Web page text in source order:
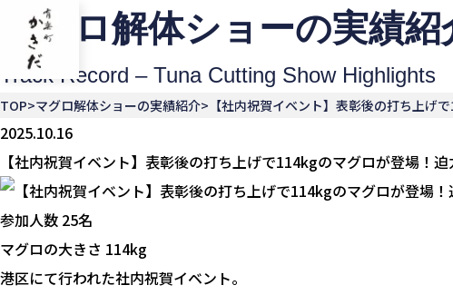
マグロ解体ショーの実績紹
Track Record – Tuna Cutting Show Highlights
TOP マグロ解体ショーの実績紹介 【社内祝賀イベント】表彰後の打ち上げ
2025.10.16
【社内祝賀イベント】表彰後の打ち上げで114kgのマグロが登場！
参加人数 25名
マグロの大きさ 114kg
港区にて行われた社内祝賀イベント。